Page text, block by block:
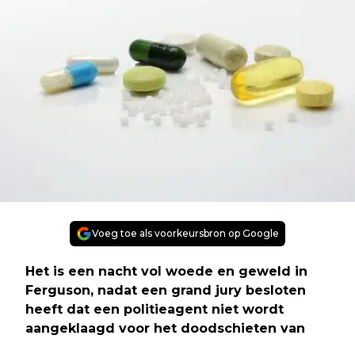
Voeg toe als voorkeursbron op Google
Het is een nacht vol woede en geweld in
Ferguson, nadat een grand jury besloten
heeft dat een politieagent niet wordt
aangeklaagd voor het doodschieten van